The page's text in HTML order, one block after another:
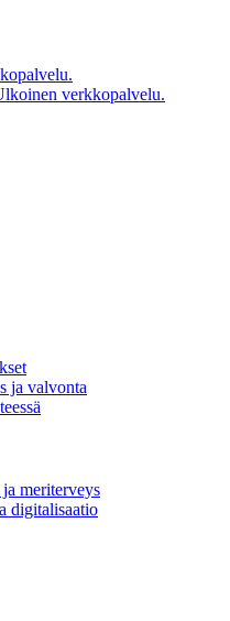
verkkopalvelu.
ja valvonta
meriterveys
digitalisaatio